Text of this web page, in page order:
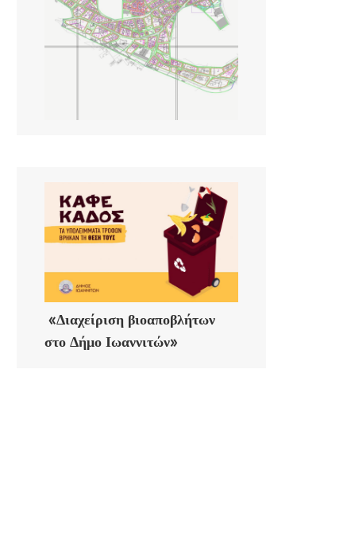
«Διαχείριση βιοαποβλήτων
στο Δήμο Ιωαννιτών»